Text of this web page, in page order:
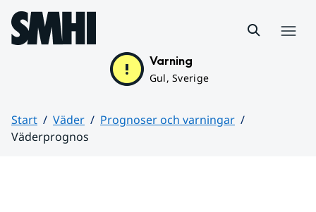
Hoppa till sidans innehåll
Varning
Gul, Sverige
Start Väder
Prognoser och varningar
Väderprognos